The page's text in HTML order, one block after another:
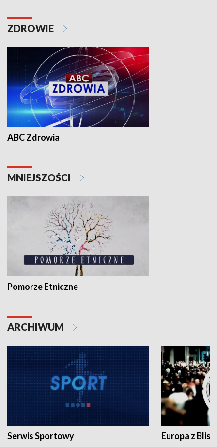
ZDROWIE
ABC Zdrowia
MNIEJSZOŚCI
Pomorze Etniczne
ARCHIWUM
Serwis Sportowy Europa z